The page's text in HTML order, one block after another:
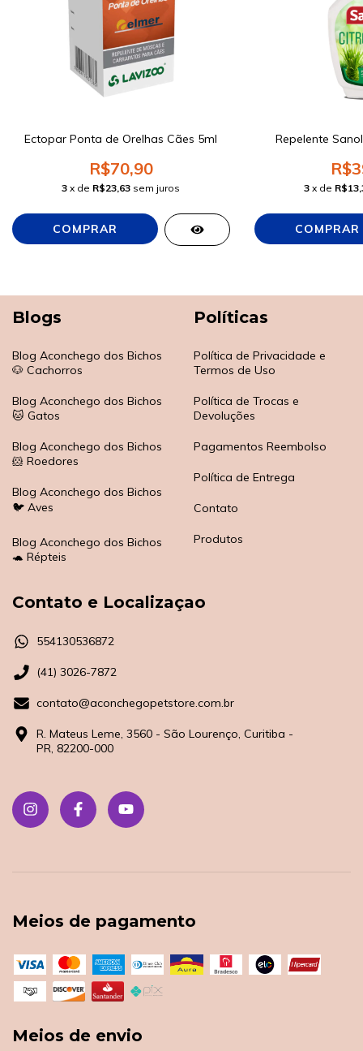
Ectopar Ponta de Orelhas Cães 5ml
R$70,90
3 x de R$23,63 sem juros
Repelente
3 x de
Blogs
Blog Aconchego dos Bichos
🐶 Cachorros
Blog Aconchego dos Bichos
🐱 Gatos
Blog Aconchego dos Bichos
🐹 Roedores
Blog Aconchego dos Bichos
🐦 Aves
Blog Aconchego dos Bichos
🐢 Répteis
Políticas
Política de Privacidade e
Termos de Uso
Política de Trocas e
Devoluções
Pagamentos Reembolso
Política de Entrega
Contato
Produtos
Contato e Localizaçao
554130536872
(41) 3026-7872
contato@aconchegopetstore.com.br
R. Mateus Leme, 3560 - São Lourenço, Curitiba -
PR, 82200-000
Meios de pagamento
Meios de envio